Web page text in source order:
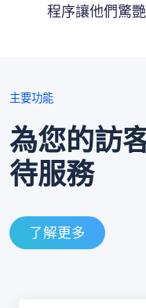
程序讓他們驚
主要功能
為您的訪
待服務
了解更多